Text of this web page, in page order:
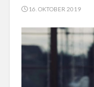
16. OKTOBER 2019